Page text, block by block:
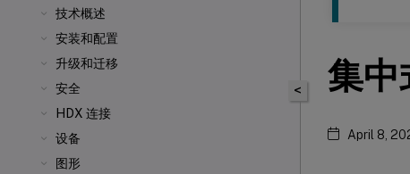
技术概述
安装和配置
升级和迁移
安全
HDX 连接
设备
图形
< 集中
April 8,